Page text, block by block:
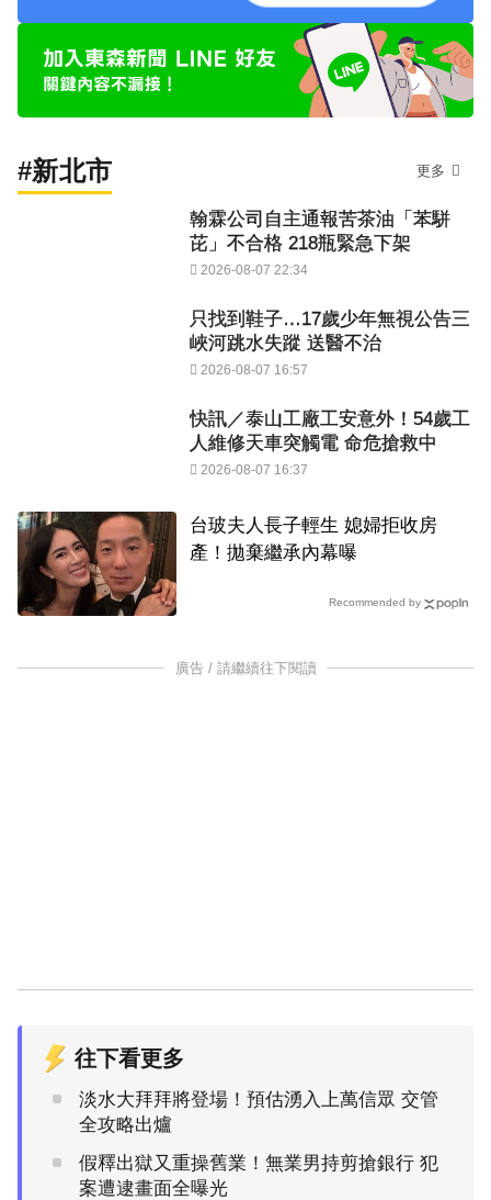
#新北市 更多
翰霖公司自主通報苦茶油「苯駢
芘」不合格 218瓶緊急下架
2026-08-07 22:34
只找到鞋子…17歲少年無視公告三
峽河跳水失蹤 送醫不治
2026-08-07 16:57
快訊／泰山工廠工安意外！54歲工
人維修天車突觸電 命危搶救中
2026-08-07 16:37
台玻夫人長子輕生 媳婦拒收房
產！拋棄繼承內幕曝
Recommended by
廣告 / 請繼續往下閱讀
往下看更多
淡水大拜拜將登場！預估湧入上萬信眾 交管
全攻略出爐
假釋出獄又重操舊業！無業男持剪搶銀行 犯
案遭逮畫面全曝光